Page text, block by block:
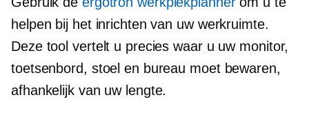
helpen bij het inrichten van uw werkruimte.
Deze tool vertelt u precies waar u uw monitor,
toetsenbord, stoel en bureau moet bewaren,
afhankelijk van uw lengte.